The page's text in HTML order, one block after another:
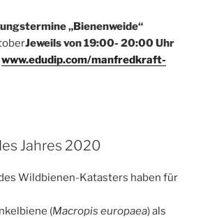
„Bienenweide“
Jeweils von19:00- 20:00 Uhr
www.edudip.com/manfredkraft-
Jahres 2020
Wildbienen-Katasters haben für
(Macropis europaea) als